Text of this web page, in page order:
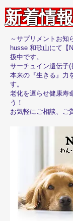
新着情報
～サプリメントお知
husse 和歌山にて【
扱中です。
サーチュイン遺伝子(
本来の『生きる』力
す。
老化を遅らせ健康寿
う！
お気軽にご相談、ご